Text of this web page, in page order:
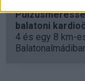
balatoni
4 és egy 8 km-